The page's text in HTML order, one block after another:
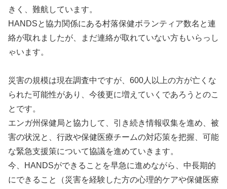
きく、難航しています。
HANDSと協力関係にある村落保健ボランティア数名と連
絡が取れましたが、まだ連絡が取れていない方もいらっし
ゃいます。
災害の規模は現在調査中ですが、600人以上の方が亡くな
られた可能性があり、今後更に増えていくであろうとのこ
とです。
エンガ州保健局と協力して、引き続き情報収集を進め、被
害の状況と、行政や保健医療チームの対応策を把握、可能
な緊急支援策について協議を進めていきます。
今、HANDSができることを早急に進めながら、中長期的
にできること（災害を経験した方の心理的ケアや保健医療